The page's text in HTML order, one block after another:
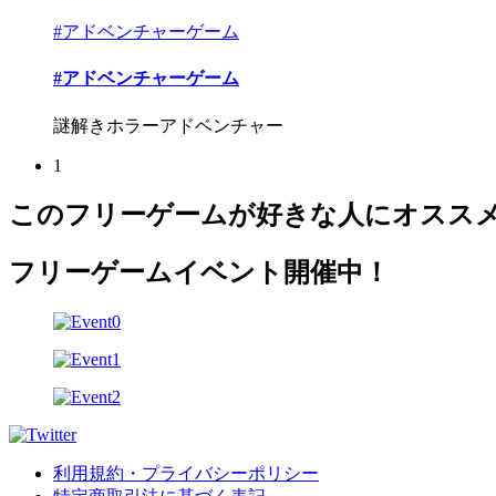
#アドベンチャーゲーム
#アドベンチャーゲーム
謎解きホラーアドベンチャー
1
このフリーゲームが好きな人にオスス
フリーゲームイベント開催中！
利用規約・プライバシーポリシー